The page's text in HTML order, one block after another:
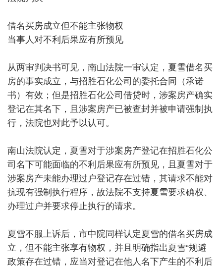
借名买房成立但不能主张物权
当事人对不利后果应有所预见
从两审判决书可见，南山法院一审认定，夏雪借名买
房的事实成立，与招胜石化公司的委托合同（承诺
书）有效；但是招胜石化公司借贷时，涉案房产确实
登记在其名下，且涉案房产已被查封并被申请强制执
行，法院也对此予以认可。
南山法院认定，夏雪对于涉案房产登记在招胜石化公
司名下可能面临的不利后果应有所预见，且夏雪对于
涉案房产未能办理过户登记存在过错，其请求不能对
抗现有强制执行程序，故法院不支持夏雪要求确权、
办理过户并要求停止执行的请求。
夏雪不服上诉后，市中院同样认定夏雪的借名买房成
立，但不能主张享有物权，并且明确指出夏雪“规避
政策存在过错，应当对登记在他人名下产生的不利后